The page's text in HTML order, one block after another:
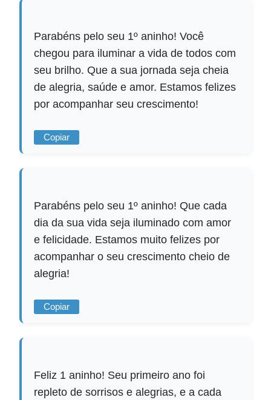
Parabéns pelo seu 1º aninho! Você
chegou para iluminar a vida de todos com
seu brilho. Que a sua jornada seja cheia
de alegria, saúde e amor. Estamos felizes
por acompanhar seu crescimento!
Copiar
Parabéns pelo seu 1º aninho! Que cada
dia da sua vida seja iluminado com amor
e felicidade. Estamos muito felizes por
acompanhar o seu crescimento cheio de
alegria!
Copiar
Feliz 1 aninho! Seu primeiro ano foi
repleto de sorrisos e alegrias, e a cada